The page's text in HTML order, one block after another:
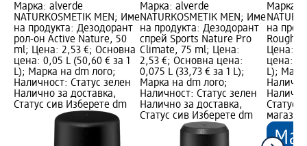
Марка: alverde
NATURKOSMETIK MEN; Име
на продукта: Дезодорант
рол-он Active Nature, 50
ml; Цена: 2,53 €; Основна
цена: 0,05 L (50,60 € за 1
L); Марка на dm лого;
Наличност: Статус зелен
Налично за доставка,
Статус сив Изберете dm
Марка: alverde
NATURKOSMETIK MEN; Име
на продукта: Дезодорант
спрей Sports Nature Pro
Climate, 75 ml; Цена:
2,53 €; Основна цена:
0,075 L (33,73 € за 1 L);
Марка на dm лого;
Наличност: Статус зелен
Налично за доставка,
Статус сив Изберете dm
Марка:
на
Rough
Цена:
цена:
L);
Статус
магазин